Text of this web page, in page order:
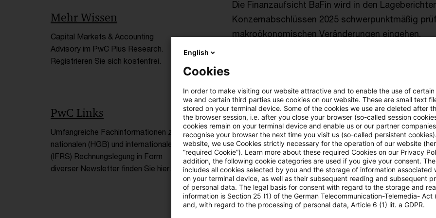
Die Finanzaufsicht BaFin wird in den
Konzernabschlüssen 2025 schwerpunktmäßig
makroökonomischen Veränderungen eingehen.
ESMA veröffentlicht die
Gemeinsame europäische
Originaldatum 15. Oktober 2025 Kategorien IFRS
Berichterstattung / Reporting, Enforceme ...
Autor:in
ESMA veröffentlicht neue
Mehr Wissen
Capital Markets & Accounting
Advisory im PwC Plus Research.
Registrieren Sie sich kostenfrei.
PwC Links
Umfangreiche Fachinformationen zur
nationalen (HGB) und internationalen
(IFRS) Rechnungslegung in Form
diverser Newsletter finden Sie hier.
English
Cookies
In order to make visiting our website attractive and to enable the use of
we and certain third parties use cookies on our website. These are small text
stored on your terminal device. Some of the cookies we use are deleted after
the browser session, i.e. after you close your browser (so-called session
cookies remain on your terminal device and enable us or our partner
recognise your browser the next time you visit us (so-called persistent
website, we use Cookies strictly necessary for the operation of our website
“required Cookie”). Learn more about these required Cookies on our Privacy
addition, the following cookie categories are used if you give your consent.
includes all cookies selected by you and the storage of information associated
on your terminal device, as well as their subsequent reading and subsequent
of personal data. The legal basis for consent with regard to the storage and
information is Section 25 (1) of the German Telecommunication-Telemedia- Act
and, with regard to the processing of personal data, Article 6 (1) lit. a GDPR.